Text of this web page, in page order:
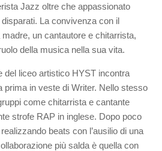
Jazz oltre che appassionato
La convivenza con il
un cantautore e chitarrista,
della musica nella sua vita.
del liceo artistico HYST incontra
prima in veste di Writer. Nello stesso
come chitarrista e cantante
strofe RAP in inglese. Dopo poco
beats con l’ausilio di una
più salda è quella con